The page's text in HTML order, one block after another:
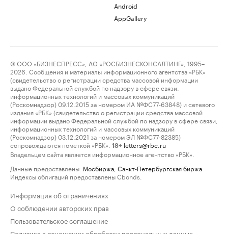
Android
AppGallery
© ООО «БИЗНЕСПРЕСС», АО «РОСБИЗНЕСКОНСАЛТИНГ», 1995–
2026. Сообщения и материалы информационного агентства «РБК»
(свидетельство о регистрации средства массовой информации
выдано Федеральной службой по надзору в сфере связи,
информационных технологий и массовых коммуникаций
(Роскомнадзор) 09.12.2015 за номером ИА №ФС77-63848) и сетевого
издания «РБК» (свидетельство о регистрации средства массовой
информации выдано Федеральной службой по надзору в сфере связи,
информационных технологий и массовых коммуникаций
(Роскомнадзор) 03.12.2021 за номером ЭЛ №ФС77-82385)
сопровождаются пометкой «РБК».
18+ letters@rbc.ru
Владельцем сайта является информационное агентство «РБК».
Данные предоставлены: Мосбиржа Санкт-Петербургская биржа
Индексы облигаций предоставлены Cbonds.
Информация об ограничениях
О соблюдении авторских прав
Пользовательское соглашение